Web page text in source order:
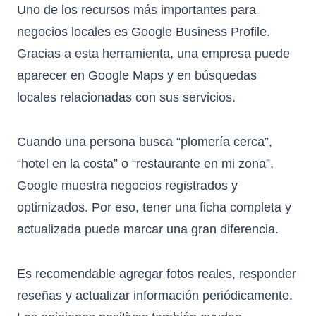
Uno de los recursos más importantes para
negocios locales es Google Business Profile.
Gracias a esta herramienta, una empresa puede
aparecer en Google Maps y en búsquedas
locales relacionadas con sus servicios.
Cuando una persona busca “plomería cerca”,
“hotel en la costa” o “restaurante en mi zona”,
Google muestra negocios registrados y
optimizados. Por eso, tener una ficha completa y
actualizada puede marcar una gran diferencia.
Es recomendable agregar fotos reales, responder
reseñas y actualizar información periódicamente.